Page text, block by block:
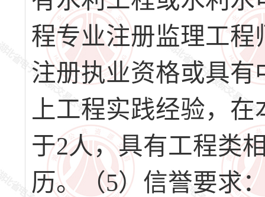
程专业注册监理工
注册执业资格或具
上工程实践经验，
于2人，具有工程类
历。（5）信誉要求